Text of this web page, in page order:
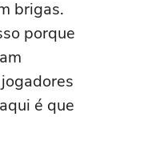
brigas.
porque
é que